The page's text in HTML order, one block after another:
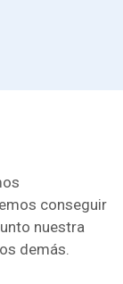
conseguir
nuestra
demás.